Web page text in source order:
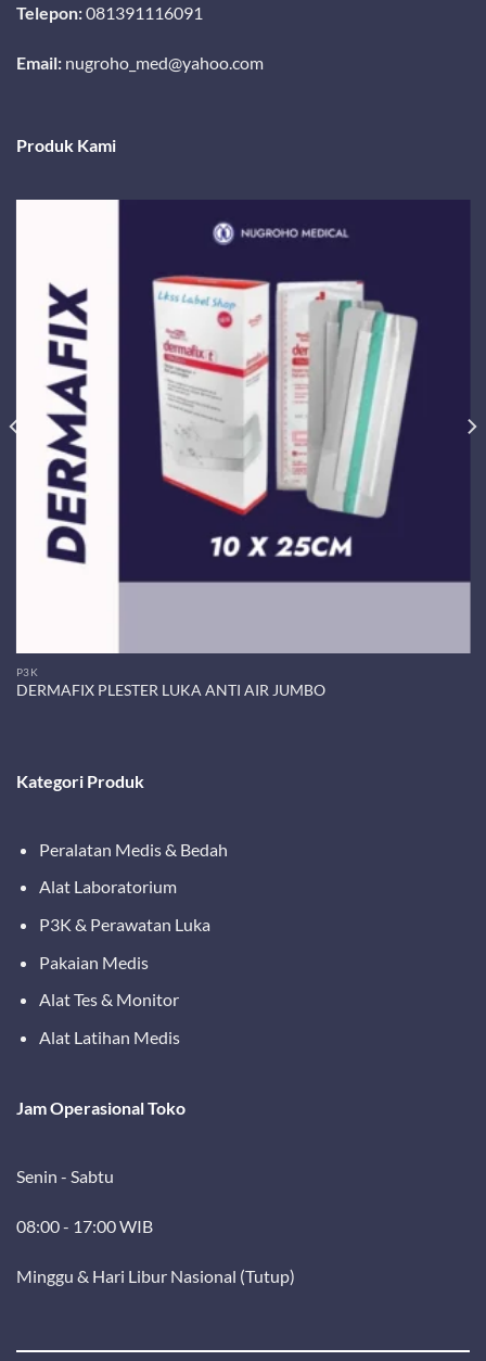
Telepon:081391116091
Email: nugroho_med@yahoo.com
Produk Kami
P3K
DERMAFIX PLESTER LUKA ANTI AIR JUMBO
Kategori Produk
Peralatan Medis & Bedah
Alat Laboratorium
P3K & Perawatan Luka
Pakaian Medis
Alat Tes & Monitor
Alat Latihan Medis
Jam Operasional Toko
Senin - Sabtu
08:00 - 17:00 WIB
Minggu & Hari Libur Nasional (Tutup)